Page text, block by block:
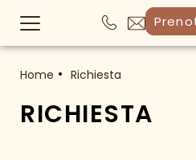
Home Richiesta
RICHIESTA